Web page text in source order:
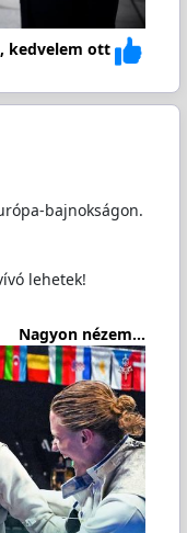
kedvelem ott
bajnokságon.
lehetek!
Nagyon nézem...